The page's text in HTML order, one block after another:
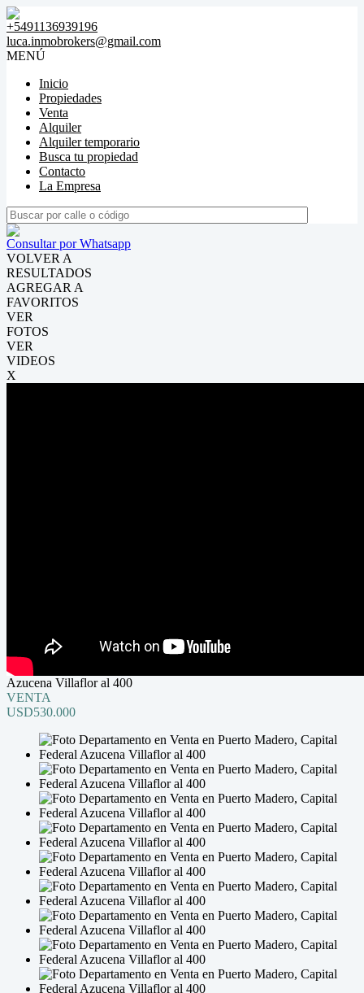
+5491136939196
luca.inmobrokers@gmail.com
MENÚ
Inicio
Propiedades
Venta
Alquiler
Alquiler temporario
Busca tu propiedad
Contacto
La Empresa
Consultar por Whatsapp
VOLVER A
RESULTADOS
AGREGAR A
FAVORITOS
VER
FOTOS
VER
VIDEOS
X
Azucena Villaflor al 400
VENTA
USD530.000